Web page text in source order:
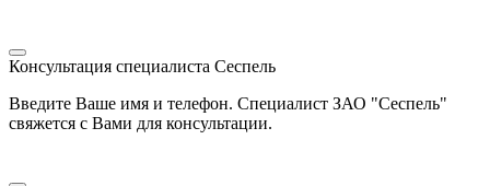
Консультация специалиста Сеспель
Введите Ваше имя и телефон. Специалист ЗАО "Сеспель"
свяжется с Вами для консультации.